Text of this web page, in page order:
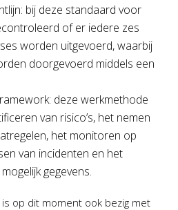
bij deze standaard voor
of er iedere zes
worden uitgevoerd, waarbij
doorgevoerd middels een
deze werkmethode
van risico’s, het nemen
het monitoren op
van incidenten en het
gegevens.
op dit moment ook bezig met